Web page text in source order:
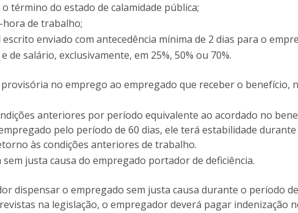
término do estado de calamidade pública;
de trabalho;
enviado com antecedência mínima de 2 dias para o
de salário, exclusivamente, em 25%, 50% ou 70%.
provisória no emprego ao empregado que receber o benefício,
anteriores por período equivalente ao acordado no
pelo período de 60 dias, ele terá estabilidade
às condições anteriores de trabalho.
justa causa do empregado portador de deficiência.
dispensar o empregado sem justa causa durante o período
na legislação, o empregador deverá pagar indenização